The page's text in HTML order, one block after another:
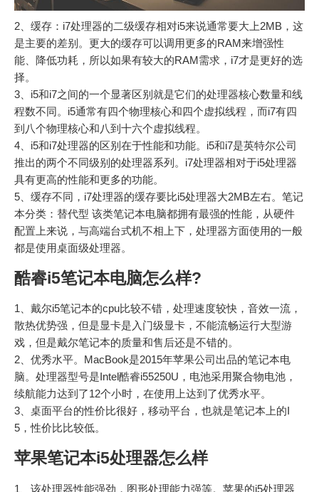
2、缓存：i7处理器的二级缓存相对i5来说通常要大上2MB，这
是主要的差别。更大的缓存可以调用更多的RAM来增强性
能、降低功耗，所以如果有较大的RAM需求，i7才是更好的选
择。
3、i5和i7之间的一个显著区别就是它们的处理器核心数量和线
程数不同。i5通常有四个物理核心和四个虚拟线程，而i7有四
到八个物理核心和八到十六个虚拟线程。
4、i5和i7处理器的区别在于性能和功能。i5和i7是英特尔公司
推出的两个不同级别的处理器系列。i7处理器相对于i5处理器
具有更高的性能和更多的功能。
5、缓存不同，i7处理器的缓存要比i5处理器大2MB左右。笔记
本分类：替代型 该类笔记本电脑都拥有最强的性能，从硬件
配置上来说，与高端台式机不相上下，处理器方面使用的一般
都是使用桌面级处理器。
酷睿i5笔记本电脑怎么样?
1、戴尔i5笔记本的cpu比较不错，处理速度较快，音效一流，
散热优势强，但是显卡是入门级显卡，不能流畅运行大型游
戏，但是戴尔笔记本的质量和售后还是不错的。
2、优秀水平。MacBook是2015年苹果公司出品的笔记本电
脑。处理器型号是Intel酷睿i55250U，电池采用聚合物电池，
续航能力达到了12个小时，在使用上达到了优秀水平。
3、桌面平台的性价比很好，移动平台，也就是笔记本上的I
5，性价比比较低。
苹果笔记本i5处理器怎么样
1、该处理器性能强劲，图形处理能力强等。苹果的i5处理器